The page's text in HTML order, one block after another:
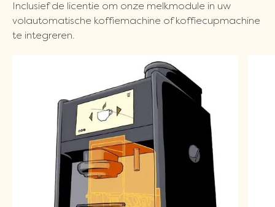
Inclusief de licentie om onze melkmodule in uw
volautomatische koffiemachine of koffiecupmachine
te integreren.